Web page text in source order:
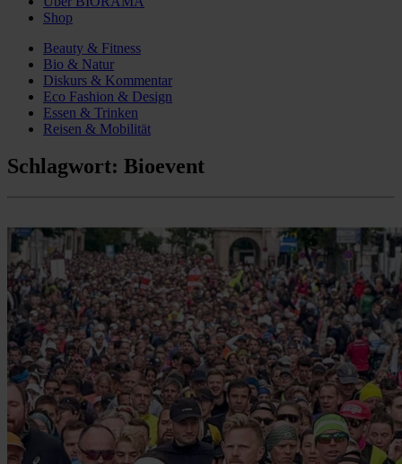
Shop
Beauty & Fitness
Bio & Natur
Diskurs & Kommentar
Eco Fashion & Design
Essen & Trinken
Reisen & Mobilität
Schlagwort: Bioevent